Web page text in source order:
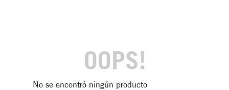
OOPS!
No se encontró ningún producto